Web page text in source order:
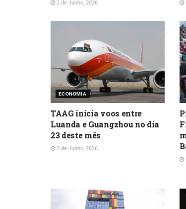
2 de Junho, 2026
ECONOMIA
TAAG inicia voos entre
Luanda e Guangzhou no dia
23 deste mês
2 de Junho, 2026